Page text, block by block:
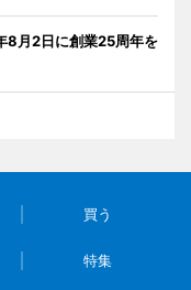
8月2日に創業25周年を
買う
特集